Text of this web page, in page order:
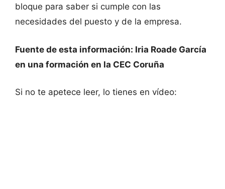
bloque para saber si cumple con las
necesidades del puesto y de la empresa.
Fuente de esta información: Iria Roade García
en una formación en la CEC Coruña
Si no te apetece leer, lo tienes en vídeo: